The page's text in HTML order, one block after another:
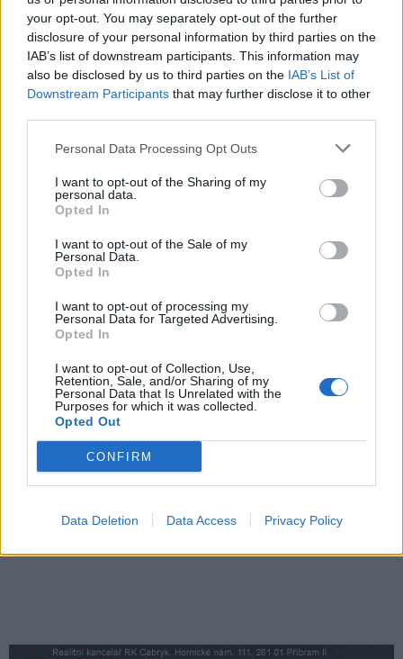
your opt-out. You may separately opt-out of the further
disclosure of your personal information by third parties on the
IAB’s list of downstream participants. This information may
also be disclosed by us to third parties on the IAB’s List of
Downstream Participants that may further disclose it to other
Personal Data Processing Opt Outs
I want to opt-out of the Sharing of my
personal data.
Opted In
I want to opt-out of the Sale of my
Personal Data.
Opted In
I want to opt-out of processing my
Personal Data for Targeted Advertising.
Opted In
I want to opt-out of Collection, Use,
Retention, Sale, and/or Sharing of my
Personal Data that Is Unrelated with the
Purposes for which it was collected.
Opted Out
CONFIRM
Data Deletion Data Access Privacy Policy
Předchozí článek
Příbramský aquapark se stane
složek IZS
Následující článek
SOU Hluboš modernizuje
přes 8 milionů korun
SOUVISEJÍCÍ ČLÁNKY
VÍCE OD AUTORA
Dnes se v Příbrami otevře výstava
Rovnováha života. Vernisáž nabídne
i hudební a básnický program
Dobříšsko
jedinečnou atmosféru. Klasiku propojí
s dalšími žánry i rodinným programem
Lesního divadla Skalka. Nabídne hudbu,
divadlo i tvořivé dílny